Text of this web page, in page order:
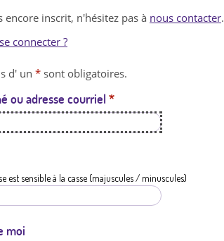
n
l
e
encore inscrit, n'hésitez pas à nous contacter.
connecter ?
d' un * sont obligatoires.
ou adresse courriel *
est sensible à la casse (majuscules / minuscules)
moi